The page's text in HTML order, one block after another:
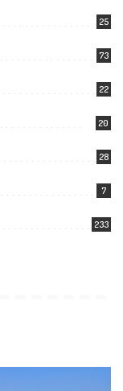
25
73
22
20
28
7
233